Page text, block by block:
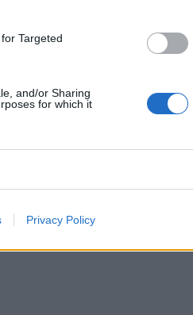
Targeted
and/or Sharing
for which it
Privacy Policy
par un
en
pour un